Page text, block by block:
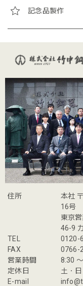
記念品製作
住所
本社
16号
東京
46-9
TEL
0120-
FAX
0766-
営業時間
8:30
定休日
土・
E-mail